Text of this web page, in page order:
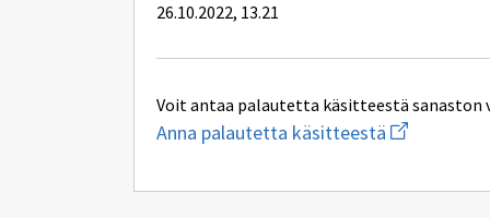
26.10.2022, 13.21
Voit antaa palautetta käsitteestä sanaston
Anna palautetta käsitteestä Aloita
uuden
kirjoitus